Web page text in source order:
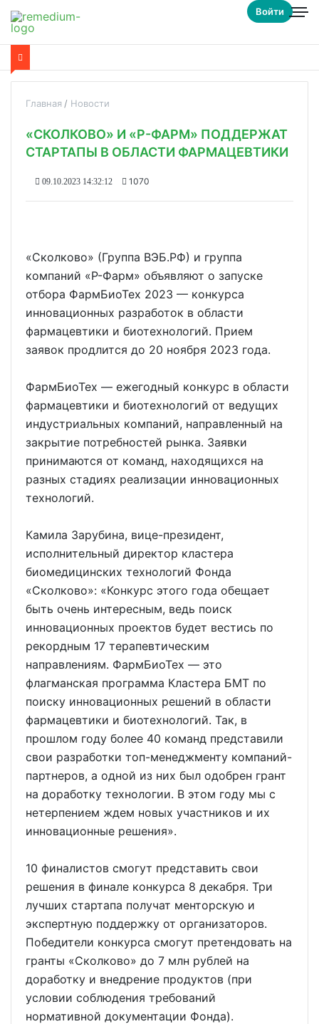
Войти
Главная Новости
«СКОЛКОВО» И «Р-ФАРМ» ПОДДЕРЖАТ
СТАРТАПЫ В ОБЛАСТИ ФАРМАЦЕВТИКИ
09.10.2023 14:32:12 1070
«Сколково» (Группа ВЭБ.РФ) и группа
компаний «Р-Фарм» объявляют о запуске
отбора ФармБиоТех 2023 — конкурса
инновационных разработок в области
фармацевтики и биотехнологий. Прием
заявок продлится до 20 ноября 2023 года.
ФармБиоТех — ежегодный конкурс в области
фармацевтики и биотехнологий от ведущих
индустриальных компаний, направленный на
закрытие потребностей рынка. Заявки
принимаются от команд, находящихся на
разных стадиях реализации инновационных
технологий.
Камила Зарубина, вице-президент,
исполнительный директор кластера
биомедицинских технологий Фонда
«Сколково»: «Конкурс этого года обещает
быть очень интересным, ведь поиск
инновационных проектов будет вестись по
рекордным 17 терапевтическим
направлениям. ФармБиоТех — это
флагманская программа Кластера БМТ по
поиску инновационных решений в области
фармацевтики и биотехнологий. Так, в
прошлом году более 40 команд представили
свои разработки топ-менеджменту компаний-
партнеров, а одной из них был одобрен грант
на доработку технологии. В этом году мы с
нетерпением ждем новых участников и их
инновационные решения».
10 финалистов смогут представить свои
решения в финале конкурса 8 декабря. Три
лучших стартапа получат менторскую и
экспертную поддержку от организаторов.
Победители конкурса смогут претендовать на
гранты «Сколково» до 7 млн рублей на
доработку и внедрение продуктов (при
условии соблюдения требований
нормативной документации Фонда).